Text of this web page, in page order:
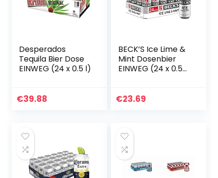
Desperados
Tequila Bier Dose
EINWEG (24 x 0.5 l)
€39.88
BECK’S Ice Lime &
Mint Dosenbier
EINWEG (24 x 0.5
€23.69